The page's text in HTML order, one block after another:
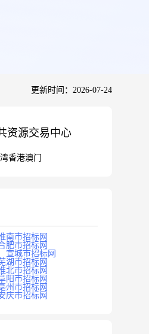
更新时间：2026-07-24
资源交易中心
香港澳门
南市招标网
肥市招标网
宣城市招标网
湖市招标网
北市招标网
阳市招标网
州市招标网
庆市招标网